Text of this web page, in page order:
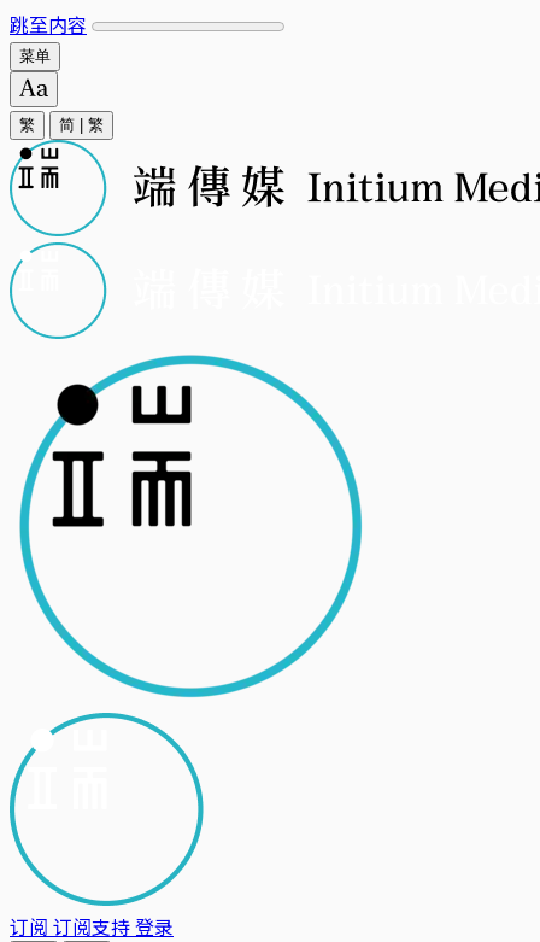
跳至内容
菜单
繁 简 繁
订阅 订阅支持登录